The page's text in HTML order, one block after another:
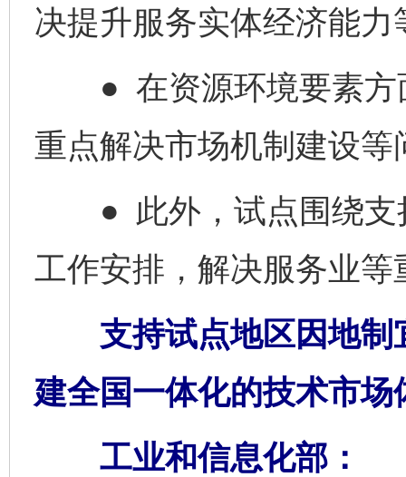
决提升服务实体经济能力
● 在资源环境要素方
重点解决市场机制建设等
● 此外，试点围绕支
工作安排，解决服务业
支持试点地区因地制
建全国一体化的技术市场
工业和信息化部：